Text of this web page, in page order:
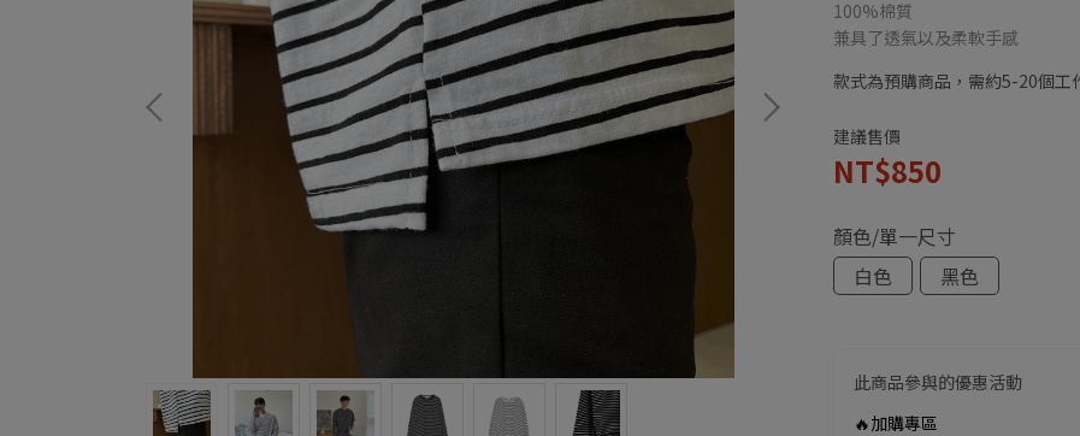
100%棉質
兼具了透氣以及柔軟手感
款式為預購商品，需約5-20個工
建議售價
NT$850
顏色/單一尺寸
白色
黑色
此商品參與的優惠活動
🔥加購專區